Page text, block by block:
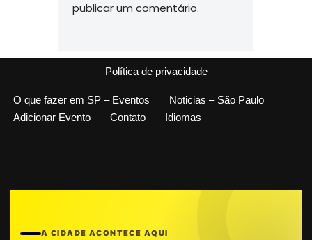
publicar um comentário.
Política de privacidade
O que fazer em SP – Eventos
Noticias – São Paulo
Adicionar Evento
Contato Idiomas
A CIDADE ACONTECE AQUI